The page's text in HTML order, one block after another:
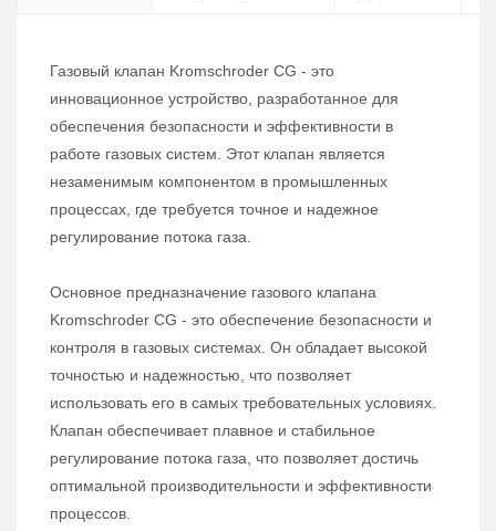
Газовый клапан Kromschroder CG - это
инновационное устройство, разработанное для
обеспечения безопасности и эффективности в
работе газовых систем. Этот клапан является
незаменимым компонентом в промышленных
процессах, где требуется точное и надежное
регулирование потока газа.
Основное предназначение газового клапана
Kromschroder CG - это обеспечение безопасности и
контроля в газовых системах. Он обладает высокой
точностью и надежностью, что позволяет
использовать его в самых требовательных условиях.
Клапан обеспечивает плавное и стабильное
регулирование потока газа, что позволяет достичь
оптимальной производительности и эффективности
процессов.